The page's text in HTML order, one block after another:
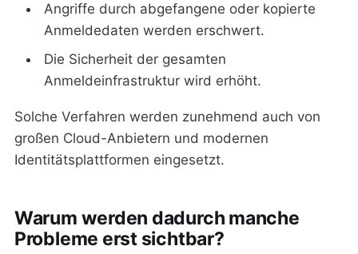
Angriffe durch abgefangene oder kopierte
Anmeldedaten werden erschwert.
Die Sicherheit der gesamten
Anmeldeinfrastruktur wird erhöht.
Solche Verfahren werden zunehmend auch von
großen Cloud-Anbietern und modernen
Identitätsplattformen eingesetzt.
Warum werden dadurch manche
Probleme erst sichtbar?